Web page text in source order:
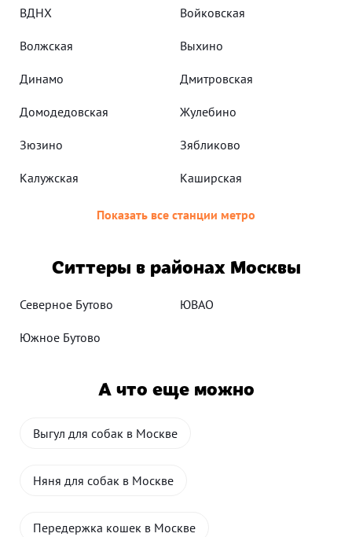
ВДНХ Войковская
Волжская Выхино
Динамо Дмитровская
Домодедовская Жулебино
Зюзино Зябликово
Калужская Каширская
Показать все станции метро
Ситтеры в районах Москвы
Северное Бутово ЮВАО
Южное Бутово
А что еще можно
Выгул для собак в Москве
Няня для собак в Москве
Передержка кошек в Москве